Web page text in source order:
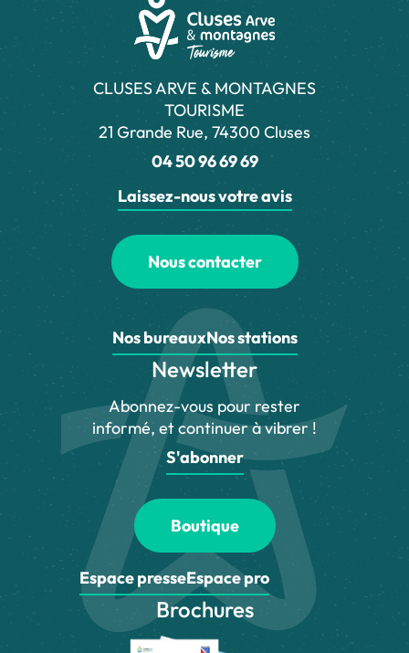
CLUSES ARVE & MONTAGNES
TOURISME
21 Grande Rue, 74300 Cluses
04 50 96 69 69
Laissez-nous votre avis
Nous contacter
Nos bureauxNos stations
Newsletter
Abonnez-vous pour rester
informé, et continuer à vibrer !
S'abonner
Boutique
Espace presseEspace pro
Brochures